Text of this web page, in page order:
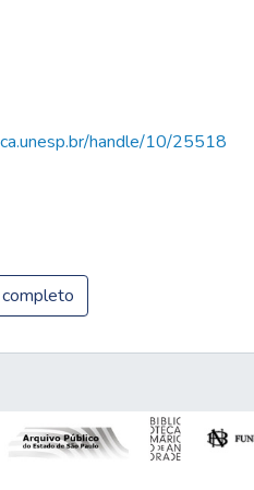
handle/10/25518